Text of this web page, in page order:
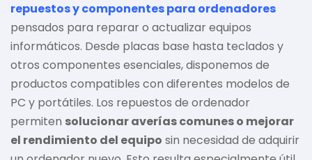
repuestos y componentes para ordenadores
pensados para reparar o actualizar equipos
informáticos. Desde placas base hasta teclados y
otros componentes esenciales, disponemos de
productos compatibles con diferentes modelos de
PC y portátiles. Los repuestos de ordenador
permiten solucionar averías comunes o mejorar
el rendimiento del equipo sin necesidad de adquirir